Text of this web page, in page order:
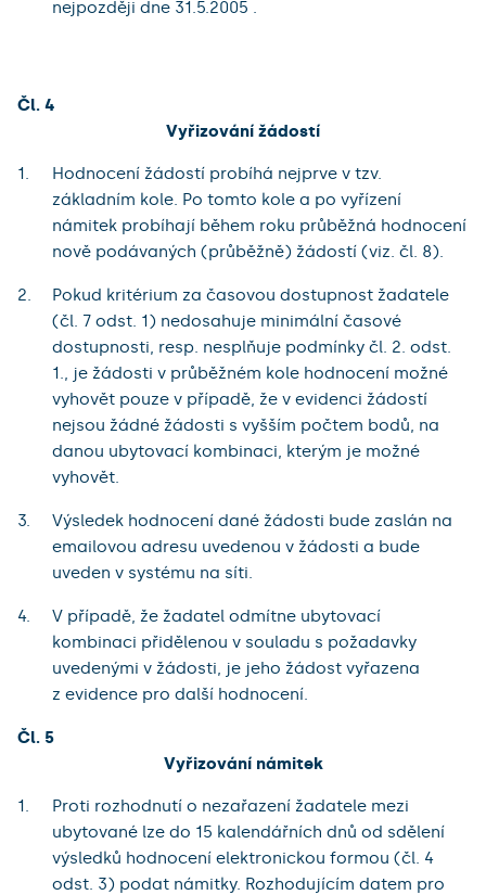
nejpozději dne 31.5.2005 .
Čl. 4
Vyřizování žádostí
Hodnocení žádostí probíhá nejprve v tzv.
základním kole. Po tomto kole a po vyřízení
námitek probíhají během roku průběžná hodnocení
nově podávaných (průběžně) žádostí (viz. čl. 8).
Pokud kritérium za časovou dostupnost žadatele
(čl. 7 odst. 1) nedosahuje minimální časové
dostupnosti, resp. nesplňuje podmínky čl. 2. odst.
1., je žádosti v průběžném kole hodnocení možné
vyhovět pouze v případě, že v evidenci žádostí
nejsou žádné žádosti s vyšším počtem bodů, na
danou ubytovací kombinaci, kterým je možné
vyhovět.
Výsledek hodnocení dané žádosti bude zaslán na
emailovou adresu uvedenou v žádosti a bude
uveden v systému na síti.
V případě, že žadatel odmítne ubytovací
kombinaci přidělenou v souladu s požadavky
uvedenými v žádosti, je jeho žádost vyřazena
z evidence pro další hodnocení.
Čl. 5
Vyřizování námitek
Proti rozhodnutí o nezařazení žadatele mezi
ubytované lze do 15 kalendářních dnů od sdělení
výsledků hodnocení elektronickou formou (čl. 4
odst. 3) podat námitky. Rozhodujícím datem pro